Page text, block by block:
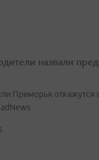
назвали
Приморья откажутся